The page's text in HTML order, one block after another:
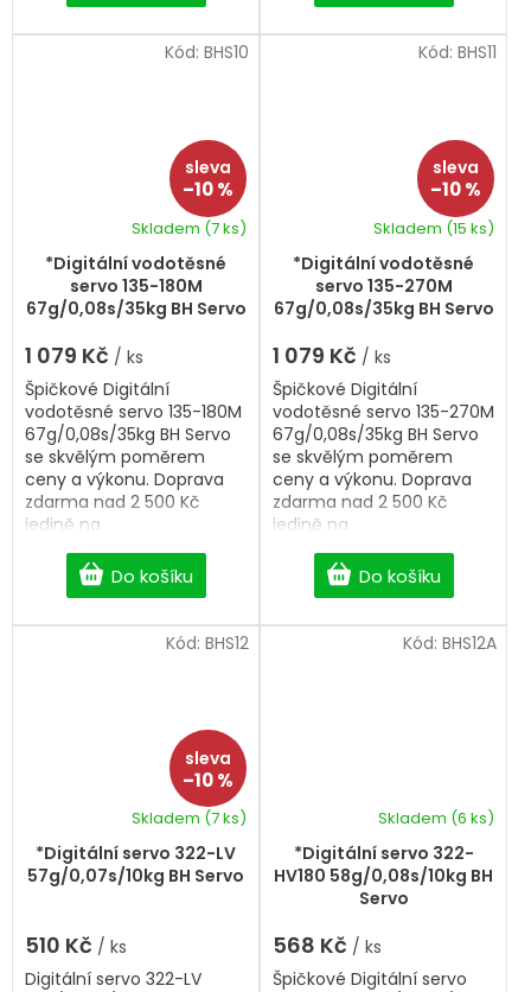
–10 %
*Digitální vodotěsné
servo 135-180M
67g/0,08s/35kg BH Servo
Skladem (7 ks)
1 079 Kč / ks
Do košíku
Špičkové Digitální
vodotěsné servo 135-180M
67g/0,08s/35kg BH Servo
se skvělým poměrem
ceny a výkonu. Doprava
zdarma nad 2 500 Kč
jedině na
vodotěsné servo.
Kód: BHS10
–10 %
*Digitální vodotěsné
servo 135-270M
67g/0,08s/35kg BH Servo
Skladem (15 ks)
1 079 Kč / ks
Do košíku
Špičkové Digitální
vodotěsné servo 135-270M
67g/0,08s/35kg BH Servo
se skvělým poměrem
ceny a výkonu. Doprava
zdarma nad 2 500 Kč
jedině na
vodotěsné servo.
Kód: BHS11
–10 %
*Digitální servo 322-LV
57g/0,07s/10kg BH Servo
Skladem (7 ks)
510 Kč / ks
Digitální servo 322-LV
Kód: BHS12
*Digitální servo 322-
HV180 58g/0,08s/10kg BH
Servo
Skladem (6 ks)
568 Kč / ks
Špičkové Digitální servo
Kód: BHS12A